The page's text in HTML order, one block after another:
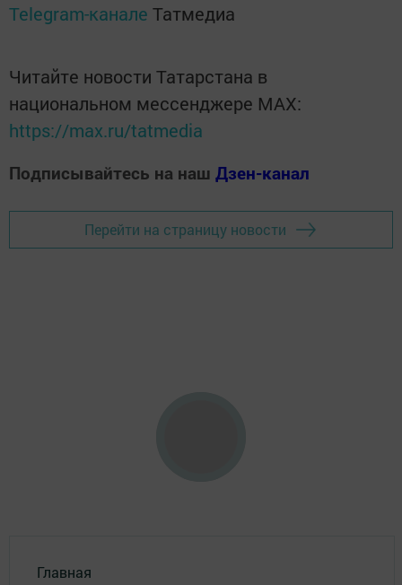
Telegram-канале Татмедиа
Читайте новости Татарстана в
национальном мессенджере MАХ:
https://max.ru/tatmedia
Подписывайтесь на наш Дзен-канал
Перейти на страницу новости
Главная